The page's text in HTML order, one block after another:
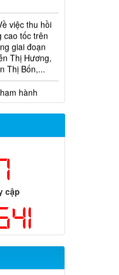
việc thu hồi
cao tốc trên
giai đoạn
Thị Hương,
Thị Bốn,...
hành
đối với ông
cập